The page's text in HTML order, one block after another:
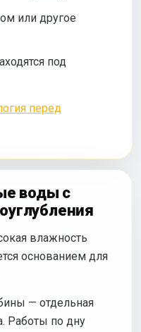
или другое
под
перед
воды с
влажность
основанием для
— отдельная
Работы по дну